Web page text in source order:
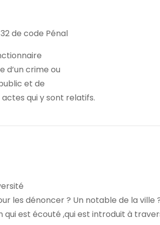
de code Pénal
d’un crime ou
et de
qui y sont relatifs.
les dénoncer ? Un notable de la ville
qui est écouté ,qui est introduit à